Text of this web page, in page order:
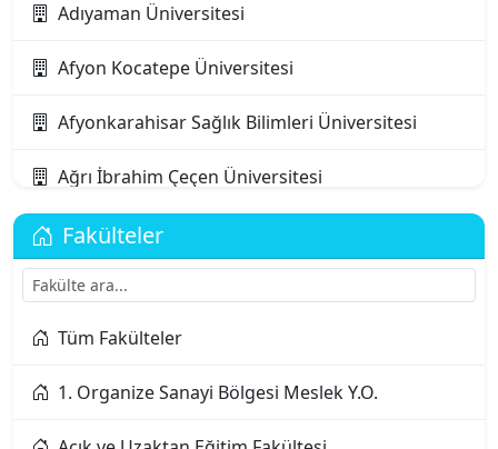
Adıyaman Üniversitesi
Afyon Kocatepe Üniversitesi
Afyonkarahisar Sağlık Bilimleri Üniversitesi
Ağrı İbrahim Çeçen Üniversitesi
Akdeniz Karpaz Üniversitesi
Akdeniz Üniversitesi
Aksaray Üniversitesi
Alanya Alaaddin Keykubat Üniversitesi
Fakülteler
Tüm Fakülteler
1. Organize Sanayi Bölgesi Meslek Y.O.